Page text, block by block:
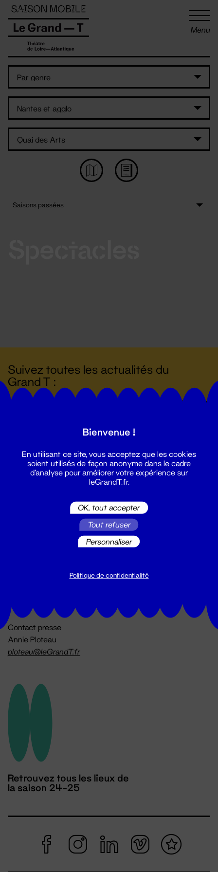
Menu
Suivez toutes les actualités du
Grand T :
billetterie@leGrandT.fr
Du lundi au vendredi 14h → 18h
Contact presse
Annie Ploteau
ploteau@leGrandT.fr
Retrouvez tous les lieux de
la saison 24-25
Panneau de gestion des cookies
Bienvenue !
En utilisant ce site, vous acceptez que les cookies
soient utilisés de façon anonyme dans le cadre
d'analyse pour améliorer votre expérience sur
leGrandT.fr.
OK, tout accepter
Tout refuser
Personnaliser
Politique de confidentialité